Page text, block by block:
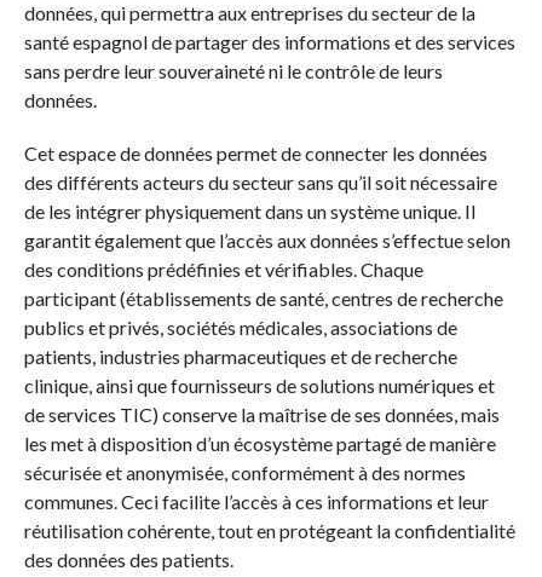
données, qui permettra aux entreprises du secteur de la
santé espagnol de partager des informations et des services
sans perdre leur souveraineté ni le contrôle de leurs
données.
Cet espace de données permet de connecter les données
des différents acteurs du secteur sans qu’il soit nécessaire
de les intégrer physiquement dans un système unique. Il
garantit également que l’accès aux données s’effectue selon
des conditions prédéfinies et vérifiables. Chaque
participant (établissements de santé, centres de recherche
publics et privés, sociétés médicales, associations de
patients, industries pharmaceutiques et de recherche
clinique, ainsi que fournisseurs de solutions numériques et
de services TIC) conserve la maîtrise de ses données, mais
les met à disposition d’un écosystème partagé de manière
sécurisée et anonymisée, conformément à des normes
communes. Ceci facilite l’accès à ces informations et leur
réutilisation cohérente, tout en protégeant la confidentialité
des données des patients.